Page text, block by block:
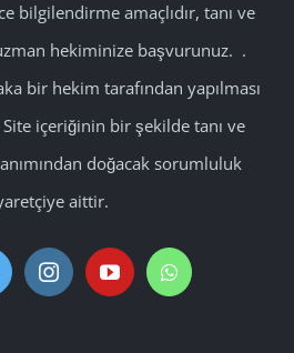
bilgilendirme amaçlıdır, tanı ve
hekiminize başvurunuz. .
bir hekim tarafından yapılması
içeriğinin bir şekilde tanı ve
doğacak sorumluluk
aittir.